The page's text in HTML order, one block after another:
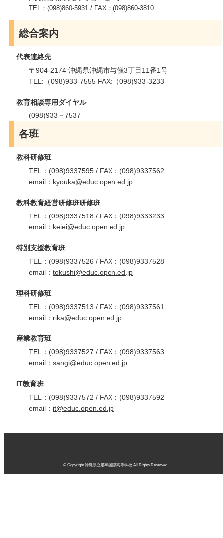
TEL：(098)860-5931 / FAX：(098)860-3810
総合案内
代表連絡先
〒904-2174 沖縄県沖縄市与儀3丁目11番1号
TEL:（098)933-7555 FAX:（098)933-3233
教育相談専用ダイヤル
(098)933－7537
各班
教科研修班
TEL：(098)9337595 / FAX：(098)9337562
email： kyouka@educ.open.ed.jp
教科教育経営研修班研修班
TEL：(098)9337518 / FAX：(098)9333233
email： keiei@educ.open.ed.jp
特別支援教育班
TEL：(098)9337526 / FAX：(098)9337528
email： tokushi@educ.open.ed.jp
理科研修班
TEL：(098)9337513 / FAX：(098)9337561
email： rika@educ.open.ed.jp
産業教育班
TEL：(098)9337527 / FAX：(098)9337563
email： sangi@educ.open.ed.jp
IT教育班
TEL：(098)9337572 / FAX：(098)9337592
email： it@educ.open.ed.jp
© Copyright 沖縄県立那覇国際高等学校 All Rights Reserved.